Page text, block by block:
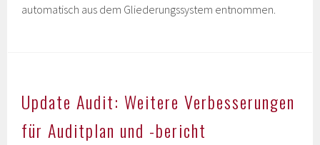
automatisch aus dem Gliederungssystem entnommen.
Update Audit: Weitere Verbesserungen
für Auditplan und -bericht